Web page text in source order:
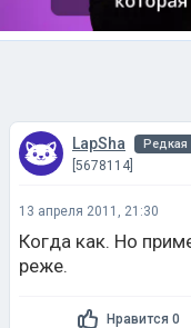
LapSha Редкая
[5678114]
13 апреля 2011, 21:30
Когда как. Но
реже.
Нравится 0